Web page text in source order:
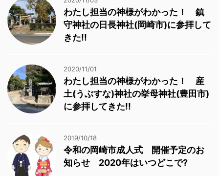
わたし担当の神様がわかった！ 鎮
守神社の日長神社(岡崎市)に参拝して
きた!!
2020/11/01
わたし担当の神様がわかった！ 産
土(うぶすな)神社の挙母神社(豊田市)
に参拝してきた!!
2019/10/18
令和の岡崎市成人式 開催予定のお
知らせ 2020年はいつどこで?